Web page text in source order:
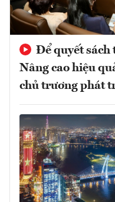
Để quyết sách
Nâng cao hiệu
chủ trương phát